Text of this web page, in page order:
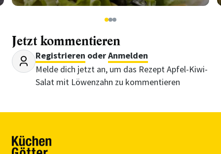
123
Jetzt kommentieren
Registrieren oderAnmelden
Melde dich jetzt an, um das Rezept Apfel-Kiwi-
Salat mit Löwenzahn zu kommentieren